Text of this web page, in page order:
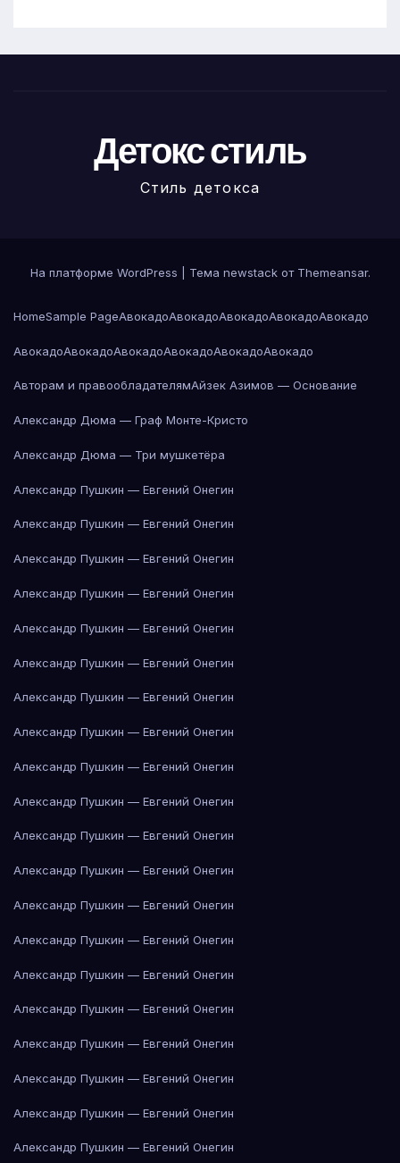
Детокс стиль
Стиль детокса
На платформе WordPress Тема newstack от Themeansar.
HomeSample PageАвокадоАвокадоАвокадоАвокадоАвокадо
АвокадоАвокадоАвокадоАвокадоАвокадоАвокадо
Авторам и правообладателямАйзек Азимов — Основание
Александр Дюма — Граф Монте-Кристо
Александр Дюма — Три мушкетёра
Александр Пушкин — Евгений Онегин
Александр Пушкин — Евгений Онегин
Александр Пушкин — Евгений Онегин
Александр Пушкин — Евгений Онегин
Александр Пушкин — Евгений Онегин
Александр Пушкин — Евгений Онегин
Александр Пушкин — Евгений Онегин
Александр Пушкин — Евгений Онегин
Александр Пушкин — Евгений Онегин
Александр Пушкин — Евгений Онегин
Александр Пушкин — Евгений Онегин
Александр Пушкин — Евгений Онегин
Александр Пушкин — Евгений Онегин
Александр Пушкин — Евгений Онегин
Александр Пушкин — Евгений Онегин
Александр Пушкин — Евгений Онегин
Александр Пушкин — Евгений Онегин
Александр Пушкин — Евгений Онегин
Александр Пушкин — Евгений Онегин
Александр Пушкин — Евгений Онегин